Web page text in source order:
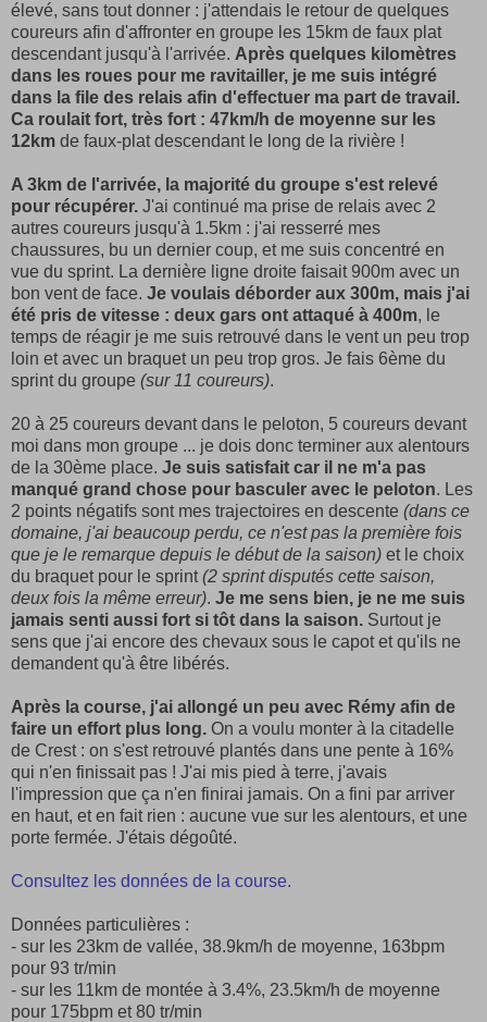
élevé, sans tout donner : j'attendais le retour de quelques
coureurs afin d'affronter en groupe les 15km de faux plat
descendant jusqu'à l'arrivée. Après quelques kilomètres
dans les roues pour me ravitailler, je me suis intégré
dans la file des relais afin d'effectuer ma part de travail.
Ca roulait fort, très fort : 47km/h de moyenne sur les
12km de faux-plat descendant le long de la rivière !
A 3km de l'arrivée, la majorité du groupe s'est relevé
pour récupérer. J'ai continué ma prise de relais avec 2
autres coureurs jusqu'à 1.5km : j'ai resserré mes
chaussures, bu un dernier coup, et me suis concentré en
vue du sprint. La dernière ligne droite faisait 900m avec un
bon vent de face. Je voulais déborder aux 300m, mais j'ai
été pris de vitesse : deux gars ont attaqué à 400m, le
temps de réagir je me suis retrouvé dans le vent un peu trop
loin et avec un braquet un peu trop gros. Je fais 6ème du
sprint du groupe (sur 11 coureurs).
20 à 25 coureurs devant dans le peloton, 5 coureurs devant
moi dans mon groupe ... je dois donc terminer aux alentours
de la 30ème place. Je suis satisfait car il ne m'a pas
manqué grand chose pour basculer avec le peloton. Les
2 points négatifs sont mes trajectoires en descente (dans ce
domaine, j'ai beaucoup perdu, ce n'est pas la première fois
que je le remarque depuis le début de la saison) et le choix
du braquet pour le sprint(2 sprint disputés cette saison,
deux fois la même erreur). Je me sens bien, je ne me suis
jamais senti aussi fort si tôt dans la saison. Surtout je
sens que j'ai encore des chevaux sous le capot et qu'ils ne
demandent qu'à être libérés.
Après la course, j'ai allongé un peu avec Rémy afin de
faire un effort plus long. On a voulu monter à la citadelle
de Crest : on s'est retrouvé plantés dans une pente à 16%
qui n'en finissait pas ! J'ai mis pied à terre, j'avais
l'impression que ça n'en finirai jamais. On a fini par arriver
en haut, et en fait rien : aucune vue sur les alentours, et une
porte fermée. J'étais dégoûté.
Consultez les données de la course.
Données particulières :
- sur les 23km de vallée, 38.9km/h de moyenne, 163bpm
pour 93 tr/min
- sur les 11km de montée à 3.4%, 23.5km/h de moyenne
pour 175bpm et 80 tr/min